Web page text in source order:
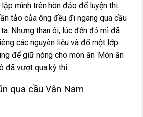
mình trên hòn đảo để luyện thi.
tảo của ông đều đi ngang qua cầu
Nhưng than ôi, lúc đến đó mì đã
các nguyên liệu và đổ một lớp
để giữ nóng cho món ăn. Món ăn
đã vượt qua kỳ thi.
qua cầu Vân Nam